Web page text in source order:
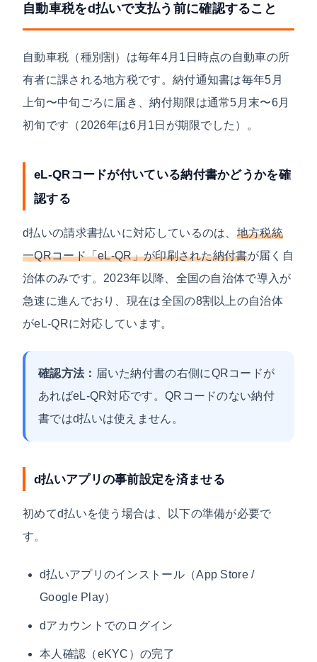
自動車税をd払いで支払う前に確認すること
自動車税（種別割）は毎年4月1日時点の自動車の所
有者に課される地方税です。納付通知書は毎年5月
上旬〜中旬ごろに届き、納付期限は通常5月末〜6月
初旬です（2026年は6月1日が期限でした）。
eL-QRコードが付いている納付書かどうかを確
認する
d払いの請求書払いに対応しているのは、 地方税統
一QRコード「eL-QR」が印刷された納付書が届く自
治体のみです。2023年以降、全国の自治体で導入が
急速に進んでおり、現在は全国の8割以上の自治体
がeL-QRに対応しています。
確認方法： 届いた納付書の右側にQRコードが
あればeL-QR対応です。QRコードのない納付
書ではd払いは使えません。
d払いアプリの事前設定を済ませる
初めてd払いを使う場合は、以下の準備が必要で
す。
d払いアプリのインストール（App Store /
Google Play）
dアカウントでのログイン
本人確認（eKYC）の完了